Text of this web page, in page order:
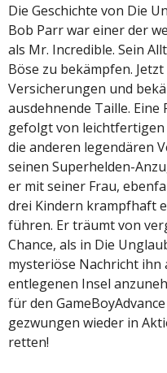
Die Geschichte von Die
Bob Parr war einer der
als Mr. Incredible. Sein
Böse zu bekämpfen.
Versicherungen und
ausdehnende Taille. Eine
gefolgt von
die anderen legendären
seinen Superhelden-
er mit seiner Frau,
drei Kindern krampfhaft
führen. Er träumt von
Chance, als in Die
mysteriöse Nachricht
entlegenen Insel
für den
gezwungen wieder in
retten!